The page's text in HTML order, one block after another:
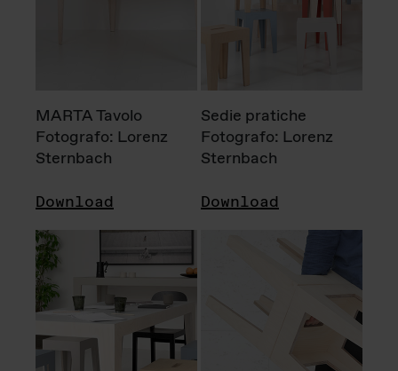
MARTA Tavolo
Fotografo: Lorenz
Sternbach
Download
Sedie pratiche
Fotografo: Lorenz
Sternbach
Download